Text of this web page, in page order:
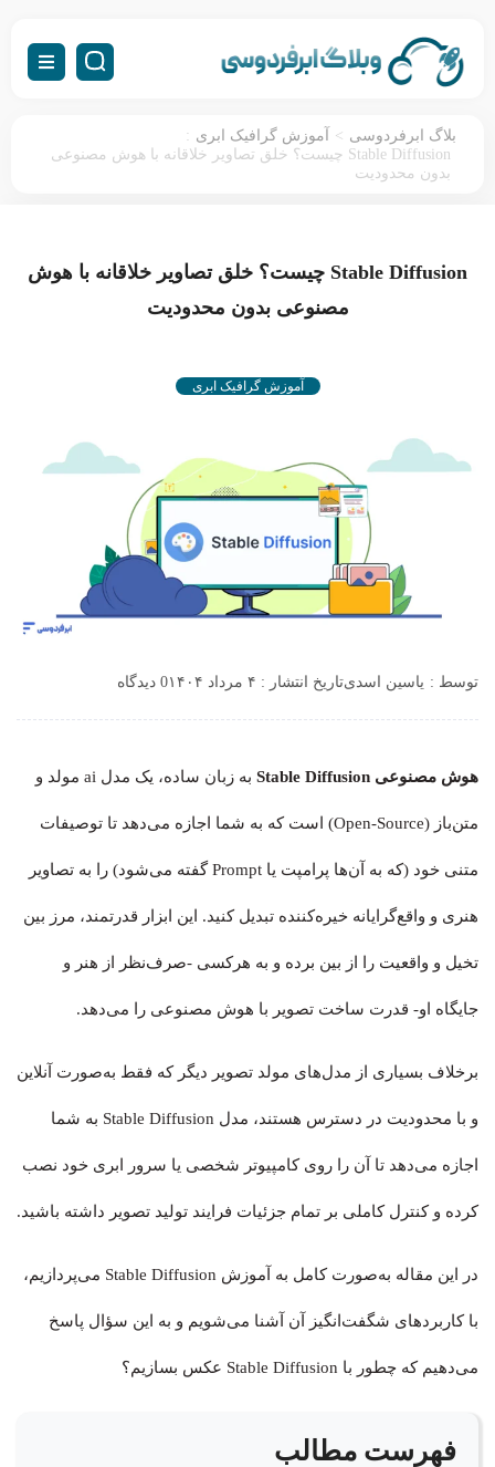
بلاگ ابرفردوسی > آموزش گرافیک ابری :
Stable Diffusion چیست؟ خلق تصاویر خلاقانه با هوش مصنوعی
بدون محدودیت
Stable Diffusion چیست؟ خلق تصاویر خلاقانه با هوش
مصنوعی بدون محدودیت
آموزش گرافیک ابری
توسط : یاسین اسدیتاریخ انتشار : ۴ مرداد ۱۴۰۴ 0 دیدگاه
هوش مصنوعی Stable Diffusion به زبان ساده، یک مدل ai مولد و
متن‌باز (Open-Source) است که به شما اجازه می‌دهد تا توصیفات
متنی خود (که به آن‌ها پرامپت یا Prompt گفته می‌شود) را به تصاویر
هنری و واقع‌گرایانه خیره‌کننده تبدیل کنید. این ابزار قدرتمند، مرز بین
تخیل و واقعیت را از بین برده و به هرکسی -صرف‌نظر از هنر و
جایگاه او- قدرت ساخت تصویر با هوش مصنوعی را می‌دهد.
برخلاف بسیاری از مدل‌های مولد تصویر دیگر که فقط به‌صورت آنلاین
و با محدودیت در دسترس هستند، مدل Stable Diffusion به شما
اجازه می‌دهد تا آن را روی کامپیوتر شخصی یا سرور ابری خود نصب
کرده و کنترل کاملی بر تمام جزئیات فرایند تولید تصویر داشته باشید.
در این مقاله به‌صورت کامل به آموزش Stable Diffusion می‌پردازیم،
با کاربردهای شگفت‌انگیز آن آشنا می‌شویم و به این سؤال پاسخ
می‌دهیم که چطور با Stable Diffusion عکس بسازیم؟
فهرست مطالب